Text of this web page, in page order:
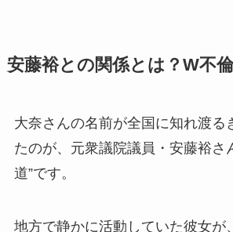
安藤裕との関係とは？W不
大奈さんの名前が全国に知れ渡る
たのが、元衆議院議員・安藤裕さ
道”です。
地方で静かに活動していた彼女が